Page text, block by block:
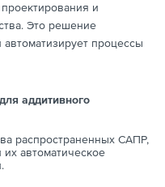
и
Это решение
процессы
аддитивного
распространенных САПР,
автоматическое